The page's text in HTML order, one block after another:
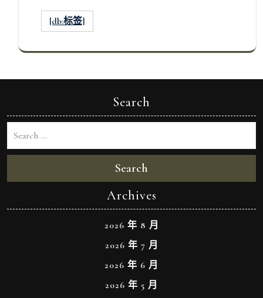
[db:标签]
Search
Search
Archives
2026 年 8 月
2026 年 7 月
2026 年 6 月
2026 年 5 月